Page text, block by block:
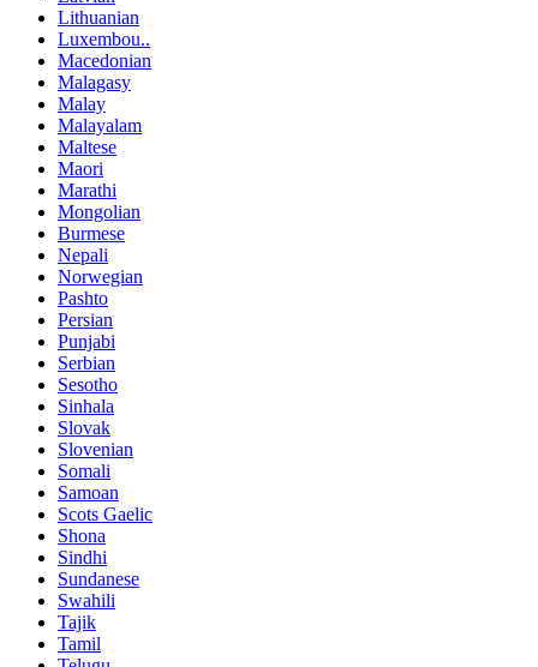
Lithuanian
Luxembou..
Macedonian
Malagasy
Malay
Malayalam
Maltese
Maori
Marathi
Mongolian
Burmese
Nepali
Norwegian
Pashto
Persian
Punjabi
Serbian
Sesotho
Sinhala
Slovak
Slovenian
Somali
Samoan
Scots Gaelic
Shona
Sindhi
Sundanese
Swahili
Tajik
Tamil